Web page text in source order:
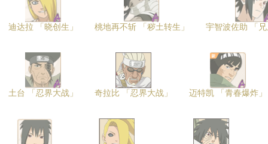
迪达拉 「晓创生」 桃地再不斩 「秽土转生」 宇智波佐助 「
土台 「忍界大战」 奇拉比 「忍界大战」 迈特凯 「青春爆炸」